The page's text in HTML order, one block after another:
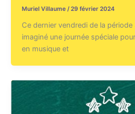
Muriel Villaume/29 février 2024
Ce dernier vendredi de la
imaginé une journée spéciale
en musique et